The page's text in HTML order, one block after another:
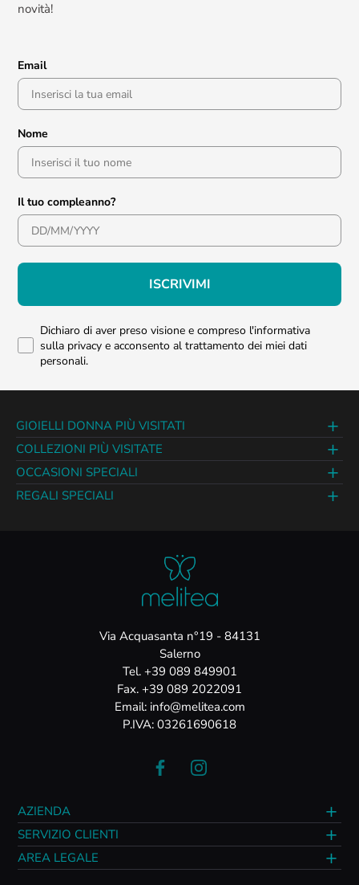
novità!
Email
Nome
Il tuo compleanno?
ISCRIVIMI
Dichiaro di aver preso visione e compreso l'informativa
sulla privacy e acconsento al trattamento dei miei dati
personali.
GIOIELLI DONNA PIÙ VISITATI
COLLEZIONI PIÙ VISITATE
OCCASIONI SPECIALI
REGALI SPECIALI
Via Acquasanta n°19 - 84131
Salerno
Tel. +39 089 849901
Fax. +39 089 2022091
Email: info@melitea.com
P.IVA: 03261690618
AZIENDA
SERVIZIO CLIENTI
AREA LEGALE